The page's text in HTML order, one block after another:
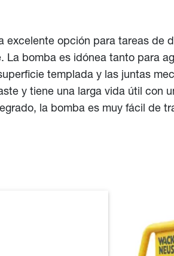
opción para tareas de
bomba es idónea tanto para
templada y las juntas
y tiene una larga vida útil con
la bomba es muy fácil de